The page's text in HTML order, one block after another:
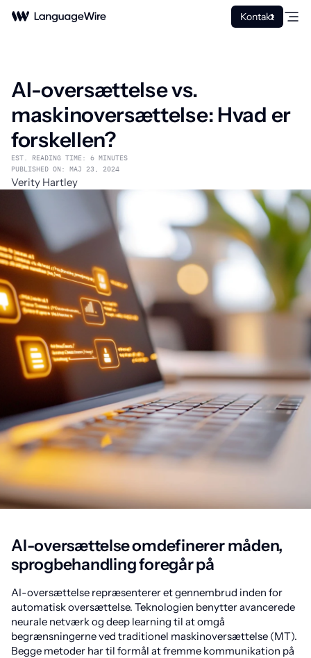
Kontakt
AI-oversættelse vs.
maskinoversættelse: Hvad er
forskellen?
EST. READING TIME: 6 MINUTES
PUBLISHED ON: MAJ 23, 2024
Verity Hartley
AI-oversættelse omdefinerer måden,
sprogbehandling foregår på
AI-oversættelse repræsenterer et gennembrud inden for
automatisk oversættelse. Teknologien benytter avancerede
neurale netværk og deep learning til at omgå
begrænsningerne ved traditionel maskinoversættelse (MT).
Begge metoder har til formål at fremme kommunikation på